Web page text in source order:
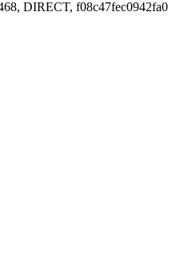
DIRECT, f08c47fec0942fa0